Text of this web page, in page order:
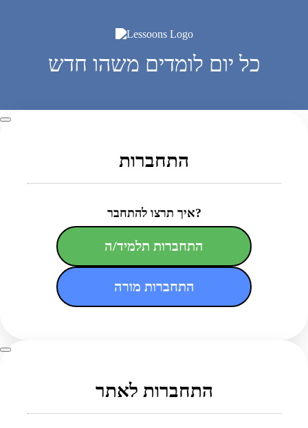
כל יום לומדים משהו חדש
התחברות
איך תרצו להתחבר?
התחברות תלמיד/ה
התחברות מורה
התחברות לאתר